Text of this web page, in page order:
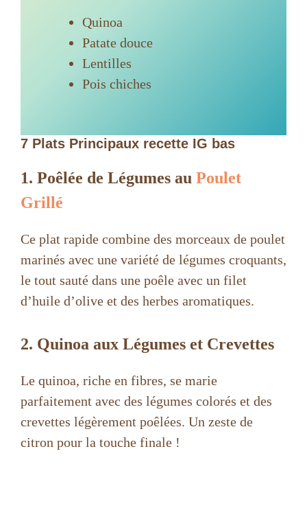
Quinoa
Patate douce
Lentilles
Pois chiches
7 Plats Principaux recette IG bas
1. Poêlée de Légumes au Poulet
Grillé
Ce plat rapide combine des morceaux de poulet
marinés avec une variété de légumes croquants,
le tout sauté dans une poêle avec un filet
d’huile d’olive et des herbes aromatiques.
2. Quinoa aux Légumes et Crevettes
Le quinoa, riche en fibres, se marie
parfaitement avec des légumes colorés et des
crevettes légèrement poêlées. Un zeste de
citron pour la touche finale !